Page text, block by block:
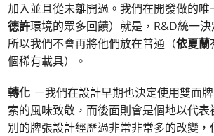
加入並且從未離開過。我們在開發做的
德許環境的眾多回饋）就是，R&D統一決
所以我們不會再將他們放在普通（依夏蘭
個稀有載具）。
轉化 －我們在設計早期也決定使用雙面
索的風味致敬，而後面則會是個地以代
別的牌張設計經歷過非常非常多的改變